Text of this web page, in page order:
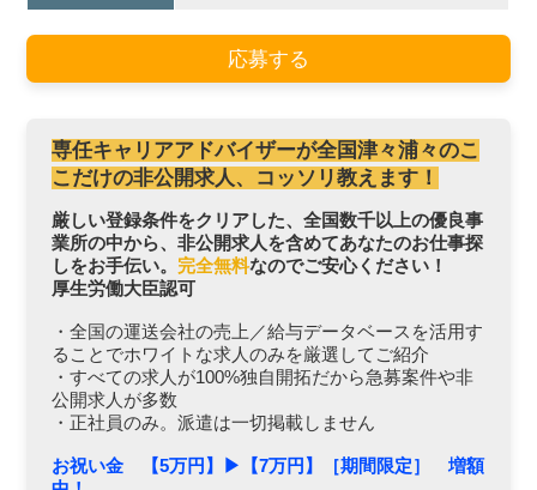
応募する
専任キャリアアドバイザーが全国津々浦々のこ
こだけの非公開求人、コッソリ教えます！
厳しい登録条件をクリアした、全国数千以上の優良事
業所の中から、非公開求人を含めてあなたのお仕事探
しをお手伝い。 完全無料なのでご安心ください！
厚生労働大臣認可
・全国の運送会社の売上／給与データベースを活用す
ることでホワイトな求人のみを厳選してご紹介
・すべての求人が100%独自開拓だから急募案件や非
公開求人が多数
・正社員のみ。派遣は一切掲載しません
お祝い金 【5万円】▶︎【7万円】［期間限定］ 増額